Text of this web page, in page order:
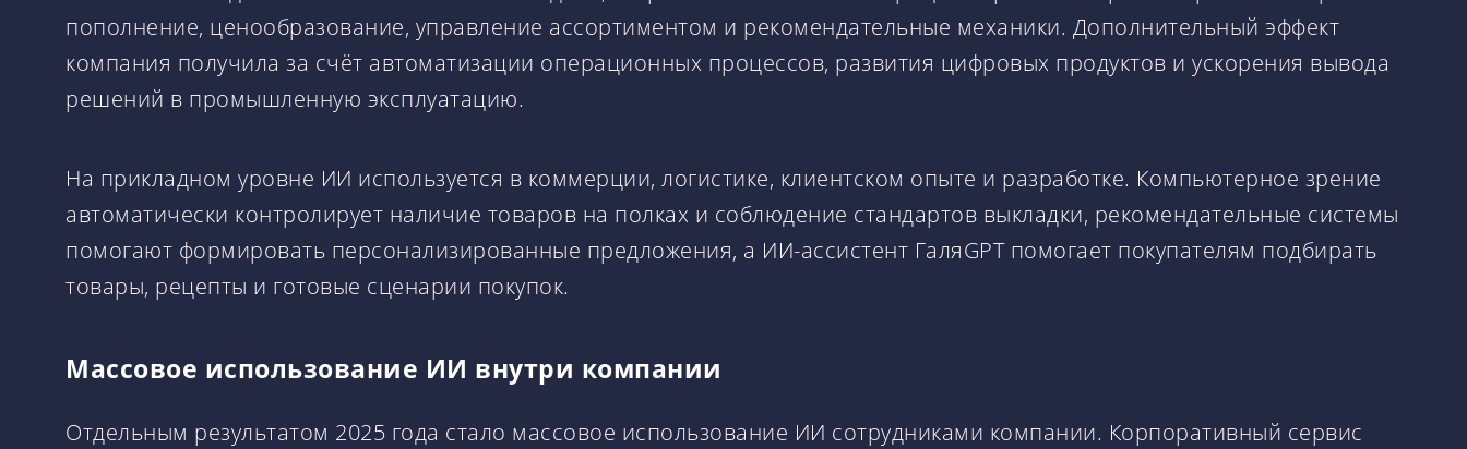
пополнение, ценообразование, управление ассортиментом и рекомендательные механики. Дополнительный эффект
компания получила за счёт автоматизации операционных процессов, развития цифровых продуктов и ускорения вывода
решений в промышленную эксплуатацию.
На прикладном уровне ИИ используется в коммерции, логистике, клиентском опыте и разработке. Компьютерное зрение
автоматически контролирует наличие товаров на полках и соблюдение стандартов выкладки, рекомендательные системы
помогают формировать персонализированные предложения, а ИИ-ассистент ГаляGPT помогает покупателям подбирать
товары, рецепты и готовые сценарии покупок.
Массовое использование ИИ внутри компании
Отдельным результатом 2025 года стало массовое использование ИИ сотрудниками компании. Корпоративный сервис